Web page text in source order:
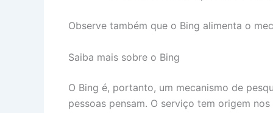
Observe também que o Bing alimenta o
Saiba mais sobre o Bing
O Bing é, portanto, um mecanismo de
pessoas pensam. O serviço tem origem